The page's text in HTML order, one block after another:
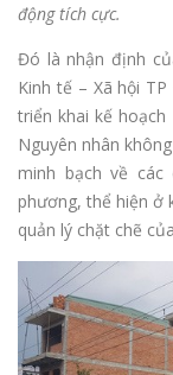
động tích cực.
Đó là nhận định
Kinh tế – Xã hội
triển khai kế
Nguyên nhân
minh bạch về
phương, thể hiện ở
quản lý chặt chẽ